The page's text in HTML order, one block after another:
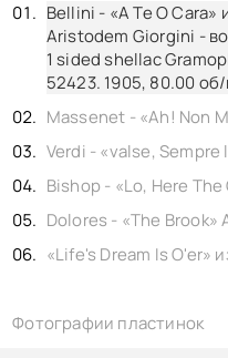
Bellini - «A Te O
Aristodem Giorgini -
1 sided shellac
52423. 1905, 80.00
Фотографии пластинок